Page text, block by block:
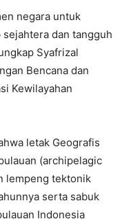
negara untuk
dan tangguh
Syafrizal
Bencana dan
Kewilayahan
letak Geografis
(archipelagic
lempeng tektonik
serta sabuk
Indonesia